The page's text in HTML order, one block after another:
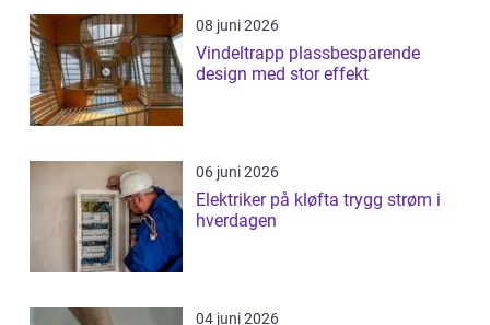
08 juni 2026
Vindeltrapp plassbesparende
design med stor effekt
06 juni 2026
Elektriker på kløfta trygg strøm i
hverdagen
04 juni 2026